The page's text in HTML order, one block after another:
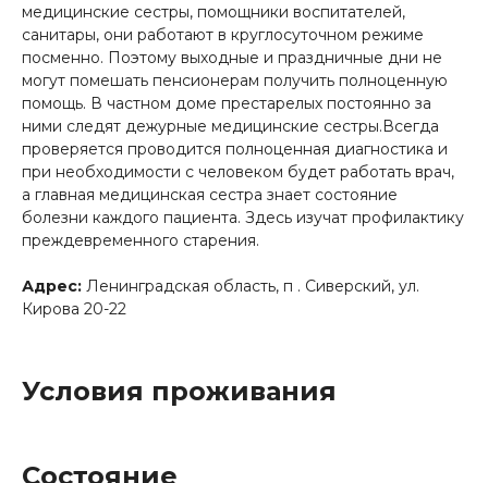
медицинские сестры, помощники воспитателей,
санитары, они работают в круглосуточном режиме
посменно. Поэтому выходные и праздничные дни не
могут помешать пенсионерам получить полноценную
помощь. В частном доме престарелых постоянно за
ними следят дежурные медицинские сестры.Всегда
проверяется проводится полноценная диагностика и
при необходимости с человеком будет работать врач,
а главная медицинская сестра знает состояние
болезни каждого пациента. Здесь изучат профилактику
преждевременного старения.
Адрес: Ленинградская область, п . Сиверский, ул.
Кирова 20-22
Условия проживания
Состояние